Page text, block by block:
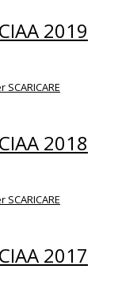
2019
2018
2017